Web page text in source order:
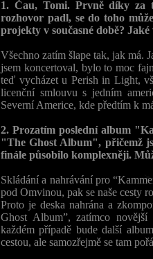
1. Čau, Tomi. Prvně díky za
rozhovor padl, se do toho
projekty v současné době?
Všechno zatím šlape tak, jak má.
jsem koncertoval, bylo to moc
teď vycházet u Perish in Light,
licenční smlouvu s jedním
Severní Americe, kde předtím k
2. Prozatím poslední album
"The Ghost Album", přičemž
finále působilo komplexněji.
Skládání a nahrávání pro
pod Omvinou, pak se naše cesty
Proto je deska nahrána a
Ghost Album”, zatímco
každém případě bude další
cestou, ale samozřejmě se tam